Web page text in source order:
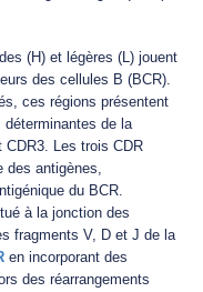
(H) et légères (L) jouent
des cellules B (BCR).
ces régions présentent
déterminantes de la
Les trois CDR
des antigènes,
du BCR.
à la jonction des
fragments V, D et J de la
en incorporant des
des réarrangements